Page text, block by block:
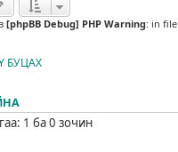
[phpBB Debug] PHP Warning: in file
БУЦАХ
1 ба 0 зочин